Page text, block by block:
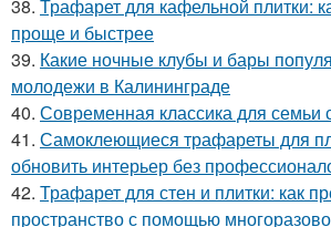
38. Трафарет для кафельной плитки:
проще и быстрее
39. Какие ночные клубы и бары
молодежи в Калининграде
40. Современная классика для семьи
41. Самоклеющиеся трафареты для
обновить интерьер без
42. Трафарет для стен и плитки: как
пространство с помощью